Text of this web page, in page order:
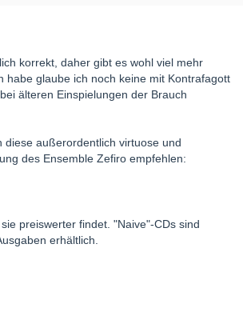
korrekt, daher gibt es wohl viel mehr
habe glaube ich noch keine mit Kontrafagott
älteren Einspielungen der Brauch
diese außerordentlich virtuose und
des Ensemble Zefiro empfehlen:
preiswerter findet. "Naive"-CDs sind
erhältlich.